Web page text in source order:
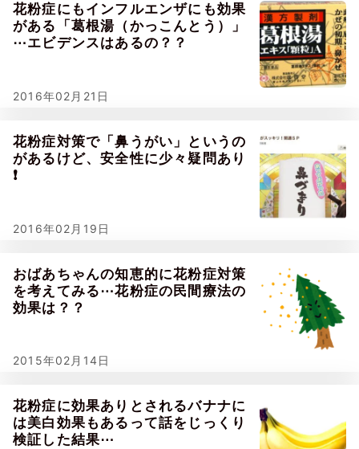
花粉症にもインフルエンザにも効果
がある「葛根湯（かっこんとう）」
⋯エビデンスはあるの？？
2016年02月21日
花粉症対策で「鼻うがい」というの
があるけど、安全性に少々疑問あり
❗
2016年02月19日
おばあちゃんの知恵的に花粉症対策
を考えてみる⋯花粉症の民間療法の
効果は？？
2015年02月14日
花粉症に効果ありとされるバナナに
は美白効果もあるって話をじっくり
検証した結果⋯